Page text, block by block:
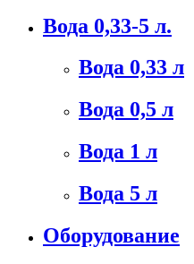
Вода 0,33-5 л.
Вода 0,33 л
Вода 0,5 л
Вода 1 л
Вода 5 л
Оборудование